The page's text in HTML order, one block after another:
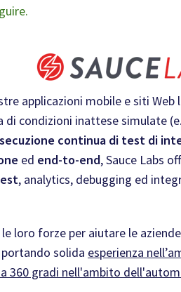
applicazioni mobile e siti
di condizioni inattese simulate
continua di test di
ed end-to-end, Sauce Labs
, analytics, debugging ed
loro forze per aiutare le
portando solida esperienza
a 360 gradi nell'ambito